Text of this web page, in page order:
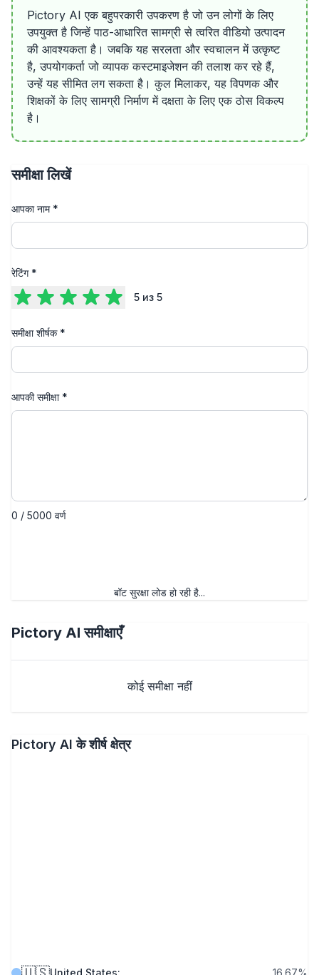
Pictory AI एक बहुपरकारी उपकरण है जो उन लोगों के लिए
उपयुक्त है जिन्हें पाठ-आधारित सामग्री से त्वरित वीडियो उत्पादन
की आवश्यकता है। जबकि यह सरलता और स्वचालन में उत्कृष्ट
है, उपयोगकर्ता जो व्यापक कस्टमाइजेशन की तलाश कर रहे हैं,
उन्हें यह सीमित लग सकता है। कुल मिलाकर, यह विपणक और
शिक्षकों के लिए सामग्री निर्माण में दक्षता के लिए एक ठोस विकल्प
है।
समीक्षा लिखें
आपका नाम *
रेटिंग *
5 из 5
समीक्षा शीर्षक *
आपकी समीक्षा *
0 / 5000 वर्ण
बॉट सुरक्षा लोड हो रही है...
Pictory AI समीक्षाएँ
कोई समीक्षा नहीं
Pictory AI के शीर्ष क्षेत्र
United States: 16.67%